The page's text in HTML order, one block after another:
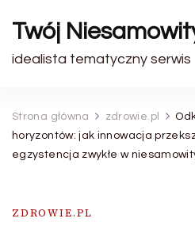
Twój
idealista tematyczny serwis
Strona główna zdrowie.pl
horyzontów: jak innowacja
egzystencja zwykłe w
ZDROWIE.PL